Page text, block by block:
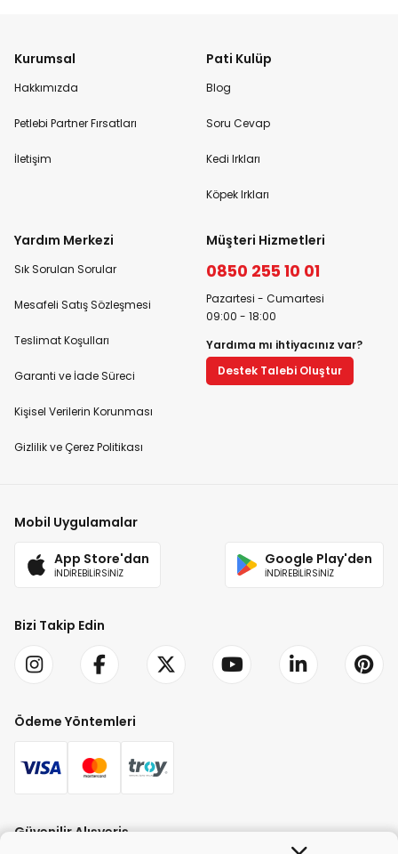
Kurumsal
Hakkımızda
Petlebi Partner Fırsatları
İletişim
Pati Kulüp
Blog
Soru Cevap
Kedi Irkları
Köpek Irkları
Yardım Merkezi
Sık Sorulan Sorular
Mesafeli Satış Sözleşmesi
Teslimat Koşulları
Garanti ve İade Süreci
Kişisel Verilerin Korunması
Gizlilik ve Çerez Politikası
Müşteri Hizmetleri
0850 255 10 01
Pazartesi - Cumartesi
09:00 - 18:00
Yardıma mı ihtiyacınız var?
Destek Talebi Oluştur
Mobil Uygulamalar
App Store'dan
İNDİREBİLİRSİNİZ
Google Play'den
İNDİREBİLİRSİNİZ
Bizi Takip Edin
Ödeme Yöntemleri
Güvenilir Alışveriş